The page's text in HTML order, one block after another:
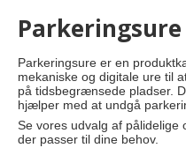
Parkeringsure
Parkeringsure er en
mekaniske og digitale ure til
på tidsbegrænsede pladser.
hjælper med at undgå
Se vores udvalg af pålidelige
der passer til dine behov.